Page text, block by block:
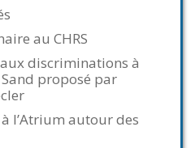
au CHRS
discriminations à
Sand proposé par
l’Atrium autour des